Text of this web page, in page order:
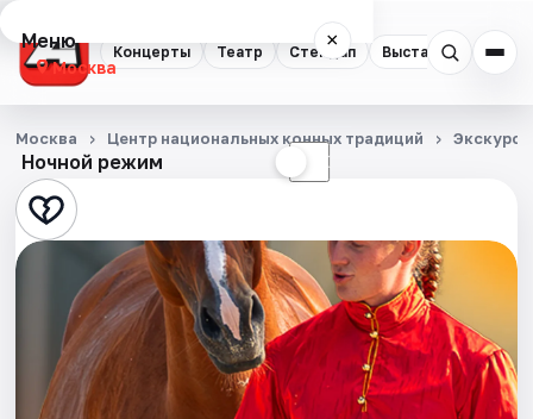
Концерты Театр Стендап Выставки
Меню ×
Москва
Концерты
Театр
Стендап
Выставки
Квесты
Экскурсии
Ночной режим ☾
Москва Центр национальных конных традиций